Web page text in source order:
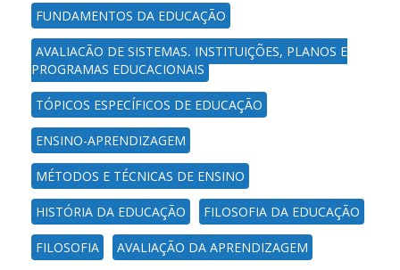
FUNDAMENTOS DA EDUCAÇÃO
AVALIAÇÃO DE SISTEMAS, INSTITUIÇÕES, PLANOS E
PROGRAMAS EDUCACIONAIS
TÓPICOS ESPECÍFICOS DE EDUCAÇÃO
ENSINO-APRENDIZAGEM
MÉTODOS E TÉCNICAS DE ENSINO
HISTÓRIA DA EDUCAÇÃO FILOSOFIA DA EDUCAÇÃO
FILOSOFIA AVALIAÇÃO DA APRENDIZAGEM